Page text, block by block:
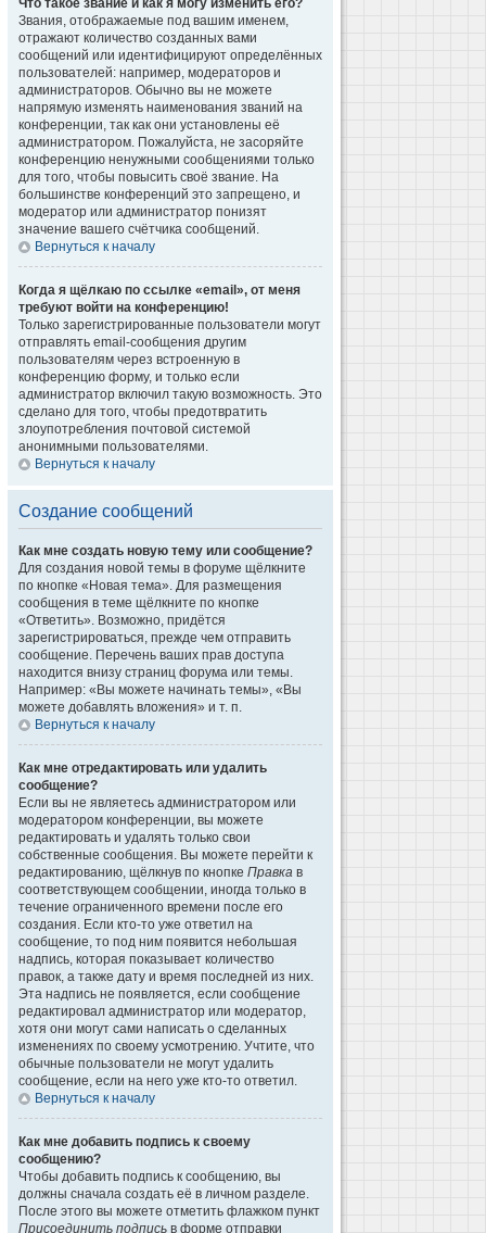
Что такое звание и как я могу изменить его?
Звания, отображаемые под вашим именем,
отражают количество созданных вами
сообщений или идентифицируют определённых
пользователей: например, модераторов и
администраторов. Обычно вы не можете
напрямую изменять наименования званий на
конференции, так как они установлены её
администратором. Пожалуйста, не засоряйте
конференцию ненужными сообщениями только
для того, чтобы повысить своё звание. На
большинстве конференций это запрещено, и
модератор или администратор понизят
значение вашего счётчика сообщений.
Вернуться к началу
Когда я щёлкаю по ссылке «email», от меня
требуют войти на конференцию!
Только зарегистрированные пользователи могут
отправлять email-сообщения другим
пользователям через встроенную в
конференцию форму, и только если
администратор включил такую возможность. Это
сделано для того, чтобы предотвратить
злоупотребления почтовой системой
анонимными пользователями.
Вернуться к началу
Создание сообщений
Как мне создать новую тему или сообщение?
Для создания новой темы в форуме щёлкните
по кнопке «Новая тема». Для размещения
сообщения в теме щёлкните по кнопке
«Ответить». Возможно, придётся
зарегистрироваться, прежде чем отправить
сообщение. Перечень ваших прав доступа
находится внизу страниц форума или темы.
Например: «Вы можете начинать темы», «Вы
можете добавлять вложения» и т. п.
Вернуться к началу
Как мне отредактировать или удалить
сообщение?
Если вы не являетесь администратором или
модератором конференции, вы можете
редактировать и удалять только свои
собственные сообщения. Вы можете перейти к
редактированию, щёлкнув по кнопке Правка в
соответствующем сообщении, иногда только в
течение ограниченного времени после его
создания. Если кто-то уже ответил на
сообщение, то под ним появится небольшая
надпись, которая показывает количество
правок, а также дату и время последней из них.
Эта надпись не появляется, если сообщение
редактировал администратор или модератор,
хотя они могут сами написать о сделанных
изменениях по своему усмотрению. Учтите, что
обычные пользователи не могут удалить
сообщение, если на него уже кто-то ответил.
Вернуться к началу
Как мне добавить подпись к своему
сообщению?
Чтобы добавить подпись к сообщению, вы
должны сначала создать её в личном разделе.
После этого вы можете отметить флажком пункт
Присоединить подпись в форме отправки